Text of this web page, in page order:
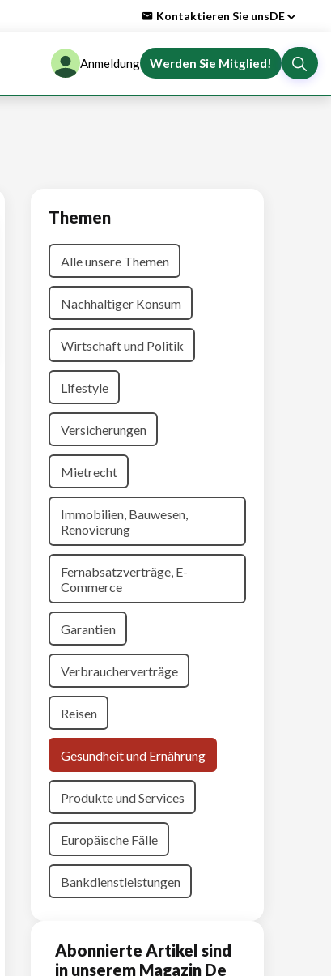
Kontaktieren Sie unsDE
Anmeldung Werden Sie Mitglied!
Themen
Alle unsere Themen
Nachhaltiger Konsum
Wirtschaft und Politik
Lifestyle
Versicherungen
Mietrecht
Immobilien, Bauwesen,
Renovierung
Fernabsatzverträge, E-
Commerce
Garantien
Verbraucherverträge
Reisen
Gesundheit und Ernährung
Produkte und Services
Europäische Fälle
Bankdienstleistungen
Abonnierte Artikel sind
in unserem Magazin De